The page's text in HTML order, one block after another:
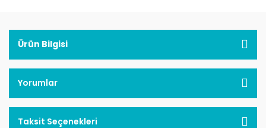
Ürün Bilgisi
Yorumlar
Taksit Seçenekleri